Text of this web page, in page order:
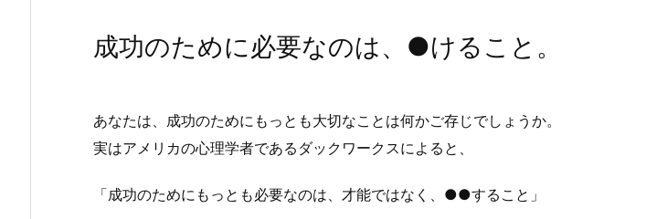
成功のために必要なのは、●けること。
あなたは、成功のためにもっとも大切なことは何かご存じでしょうか。
実はアメリカの心理学者であるダックワークスによると、
「成功のためにもっとも必要なのは、才能ではなく、●●すること」